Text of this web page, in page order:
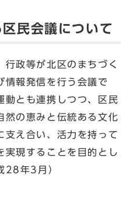
民会議について
行政等が北区のまちづく
情報発信を行う会議で
動とも連携しつつ、区民
然の恵みと伝統ある文化
支え合い、活力を持って
実現することを目的とし
28年3月）